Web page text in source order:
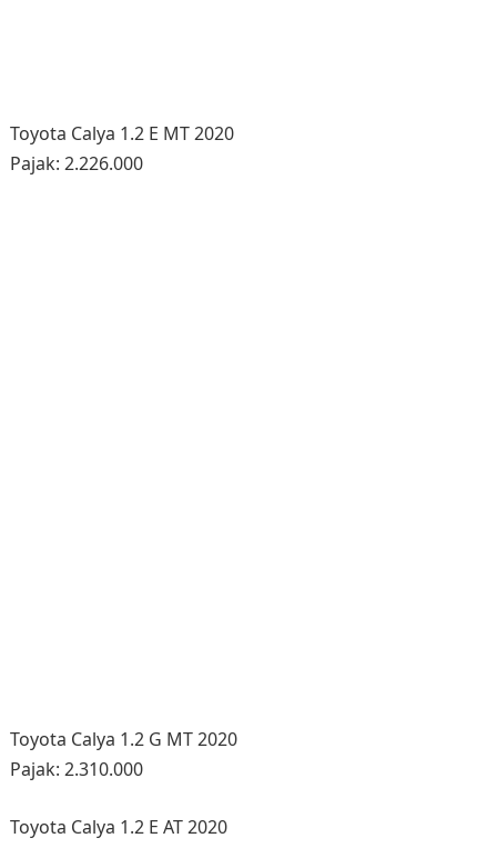
Toyota Calya 1.2 E MT 2020
Pajak: 2.226.000
Toyota Calya 1.2 G MT 2020
Pajak: 2.310.000
Toyota Calya 1.2 E AT 2020